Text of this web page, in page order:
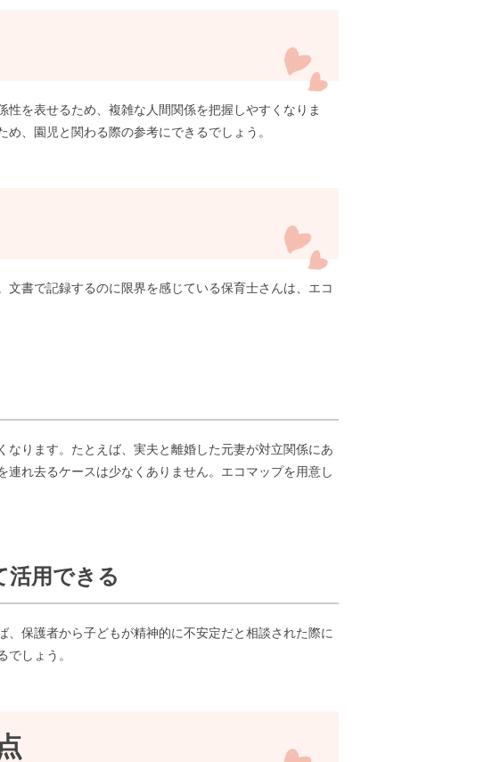
を表せるため、複雑な人間関係を把握しやすくなりま
、園児と関わる際の参考にできるでしょう。
書で記録するのに限界を感じている保育士さんは、エコ
ります。たとえば、実夫と離婚した元妻が対立関係にあ
れ去るケースは少なくありません。エコマップを用意し
活用できる
保護者から子どもが精神的に不安定だと相談された際に
しょう。